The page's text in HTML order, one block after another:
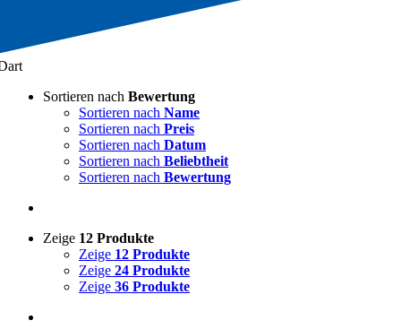
Sortieren nach Bewertung
Sortieren nach Name
Sortieren nach Preis
Sortieren nach Datum
Sortieren nach Beliebtheit
Sortieren nach Bewertung
Zeige 12 Produkte
Zeige 12 Produkte
Zeige 24 Produkte
Zeige 36 Produkte